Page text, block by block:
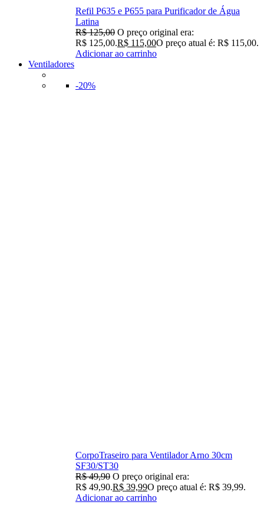
Refil P635 e P655 para Purificador de Água
Latina
R$125,00 O preço original era:
R$ 125,00.R$ 115,00O preço atual é: R$ 115,00.
Adicionar ao carrinho
Ventiladores
-20%
CorpoTraseiro para Ventilador Arno 30cm
SF30/ST30
R$49,90 O preço original era:
R$ 49,90.R$ 39,99O preço atual é: R$ 39,99.
Adicionar ao carrinho